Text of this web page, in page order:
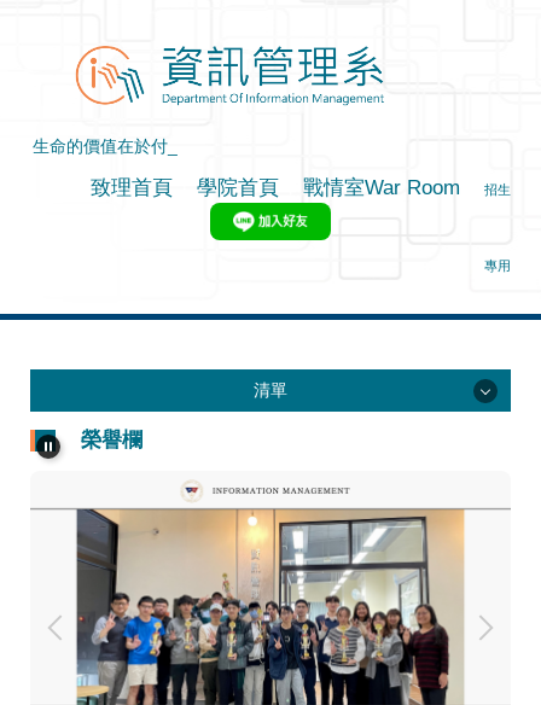
致理首頁 學院首頁 戰情室War Room 招生
專用
清單
清單
企業最愛的秘密
想成為怎樣的你
想入學看這邊
榮譽欄